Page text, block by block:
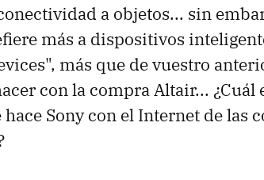
a objetos... sin
más a dispositivos
más que de vuestro
con la compra Altair... ¿Cuál
Sony con el Internet de las